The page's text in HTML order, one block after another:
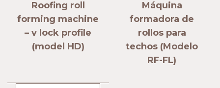
Roofing roll
forming machine
– v lock profile
(model HD)
Máquina
formadora de
rollos para
techos (Modelo
RF-FL)